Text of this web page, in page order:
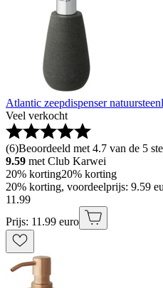
Atlantic zeepdispenser
Veel verkocht
(6)Beoordeeld met 4.7 van de 5
9.59 met Club Karwei
20% korting20% korting
20% korting, voordeelprijs: 9.59
11 .99
Prijs: 11.99 euro